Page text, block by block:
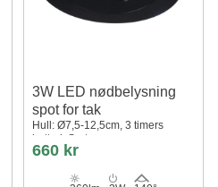
3W LED nødbelysning
spot for tak
Hull: Ø7,5-12,5cm, 3 timers
batteri, Sort
660 kr